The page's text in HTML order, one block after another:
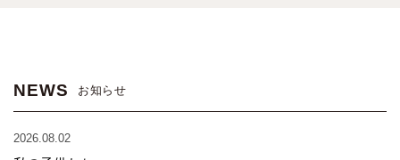
NEWS お知らせ
2026.08.02